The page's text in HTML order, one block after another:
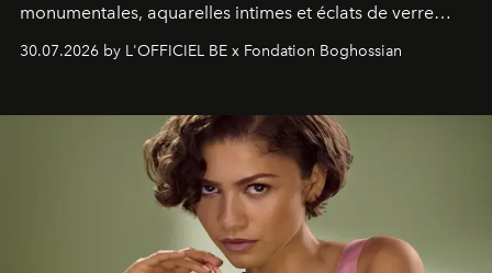
monumentales, aquarelles intimes et éclats de verre
soufflé, l’artiste français compose un itinéraire
émotionnel où chaque œuvre devient le souvenir
émerveillement.
30.07.2026 by L'OFFICIEL BE x Fondation Boghossian